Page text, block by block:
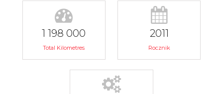
1 198 000
Total Kilometres
2011
Rocznik